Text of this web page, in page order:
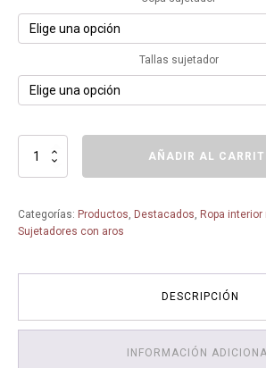
Tallas sujetador
Sujetador
Encaje
Bobette
-
AÑADIR AL
Categorías: Productos Destacados Ropa interior
Sujetadores con aros
DESCRIPCIÓN
INFORMACIÓN